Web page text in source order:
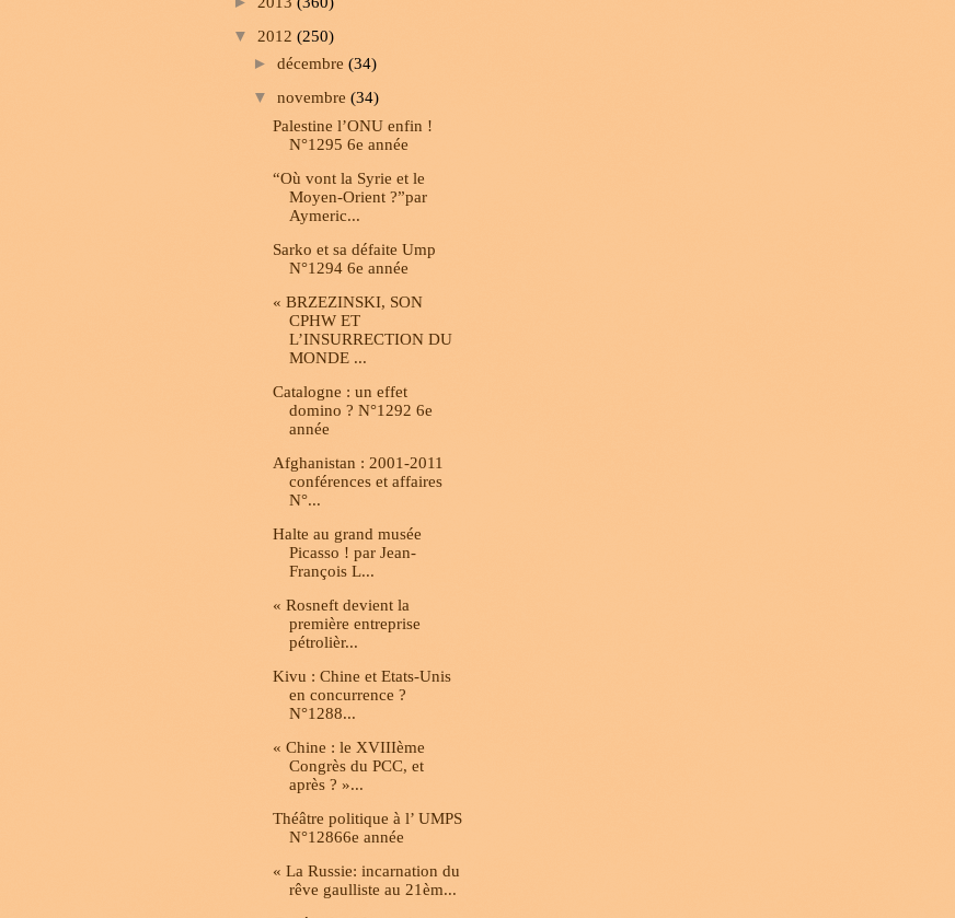
▼ 2012 (250)
► décembre (34)
▼ novembre (34)
Palestine l’ONU enfin !
N°1295 6e année
“Où vont la Syrie et le
Moyen-Orient ?”par
Aymeric...
Sarko et sa défaite Ump
N°1294 6e année
« BRZEZINSKI, SON
CPHW ET
L’INSURRECTION DU
MONDE ...
Catalogne : un effet
domino ? N°1292 6e
année
Afghanistan : 2001-2011
conférences et affaires
N°...
Halte au grand musée
Picasso ! par Jean-
François L...
« Rosneft devient la
première entreprise
pétrolièr...
Kivu : Chine et Etats-Unis
en concurrence ?
N°1288...
« Chine : le XVIIIème
Congrès du PCC, et
après ? »...
Théâtre politique à l’ UMPS
N°12866e année
« La Russie: incarnation du
rêve gaulliste au 21èm...